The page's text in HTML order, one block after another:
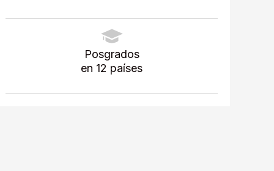
Posgrados
en 12 países